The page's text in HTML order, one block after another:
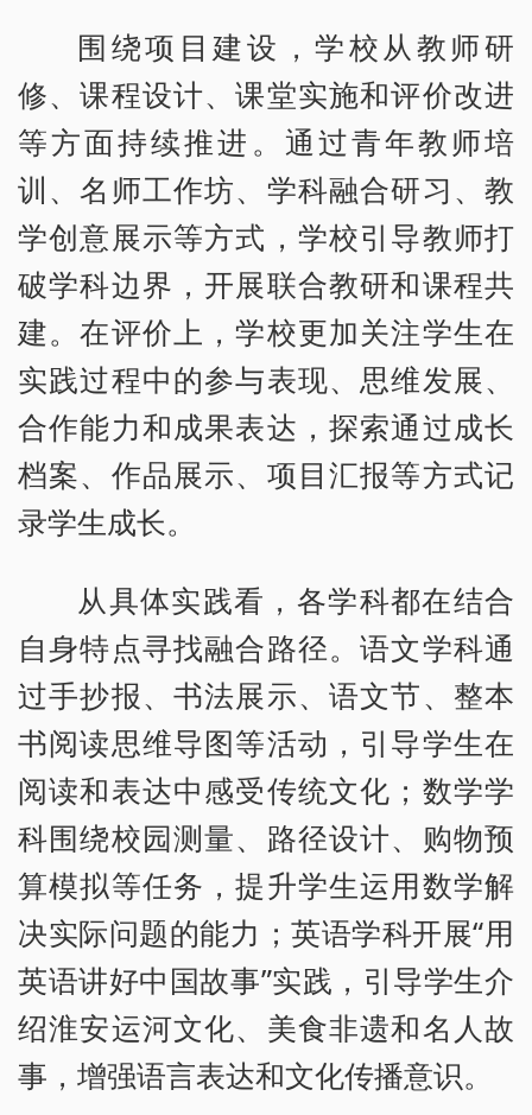
围绕项目建设，学校从教师研
修、课程设计、课堂实施和评价改进
等方面持续推进。通过青年教师培
训、名师工作坊、学科融合研习、教
学创意展示等方式，学校引导教师打
破学科边界，开展联合教研和课程共
建。在评价上，学校更加关注学生在
实践过程中的参与表现、思维发展、
合作能力和成果表达，探索通过成长
档案、作品展示、项目汇报等方式记
录学生成长。
从具体实践看，各学科都在结合
自身特点寻找融合路径。语文学科通
过手抄报、书法展示、语文节、整本
书阅读思维导图等活动，引导学生在
阅读和表达中感受传统文化；数学学
科围绕校园测量、路径设计、购物预
算模拟等任务，提升学生运用数学解
决实际问题的能力；英语学科开展“用
英语讲好中国故事”实践，引导学生介
绍淮安运河文化、美食非遗和名人故
事，增强语言表达和文化传播意识。